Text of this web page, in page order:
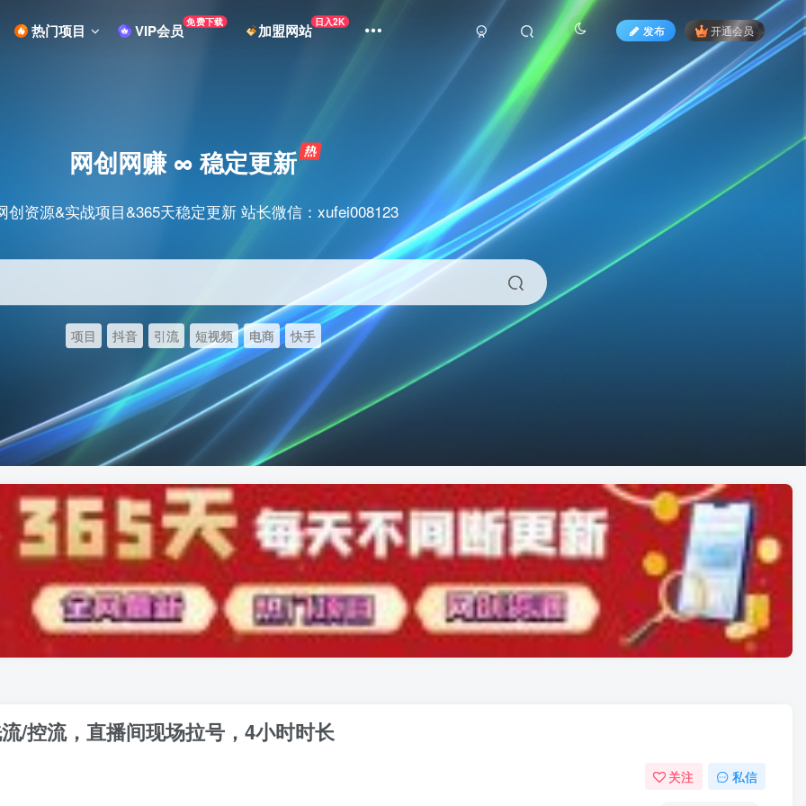
热门项目 VIP会员 免费下载 加盟网站 日入2K
发布 开通会员
网创网赚 ∞ 稳定更新
创资源&实战项目&365天稳定更新 站长微信：xufei008123
项目 抖音 引流 短视频 电商 快手
/控流，​直播间现场拉号，4小时时长
关注 私信